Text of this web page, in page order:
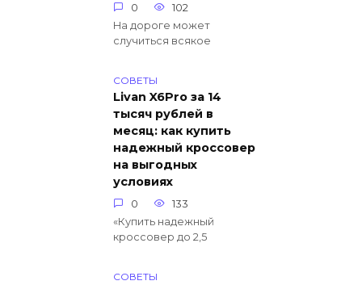
0
102
На дороге может
случиться всякое
СОВЕТЫ
Livan X6Pro за 14
тысяч рублей в
месяц: как купить
надежный кроссовер
на выгодных
условиях
0
133
«Купить надежный
кроссовер до 2,5
СОВЕТЫ